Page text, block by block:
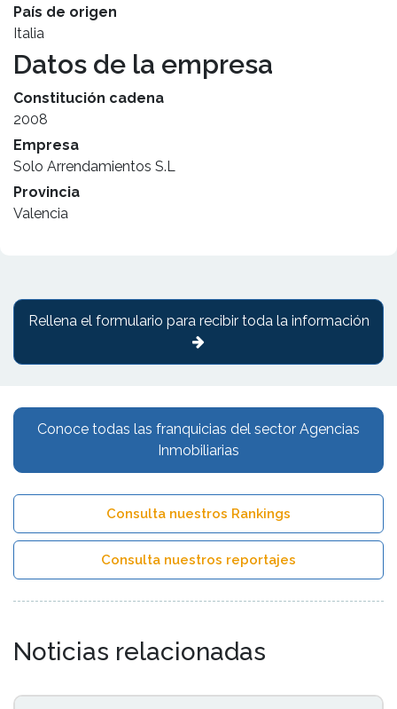
País de origen
Italia
Datos de la empresa
Constitución cadena
2008
Empresa
Solo Arrendamientos S.L
Provincia
Valencia
Conoce todas las franquicias del sector Agencias
Inmobiliarias
Consulta nuestros Rankings
Consulta nuestros reportajes
Noticias relacionadas